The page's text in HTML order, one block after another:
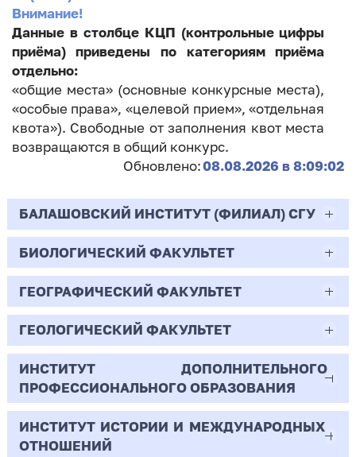
Внимание!
Данные в столбце КЦП (контрольные цифры
приёма) приведены по категориям приёма
отдельно:
«общие места» (основные конкурсные места),
«особые права», «целевой прием», «отдельная
квота»). Свободные от заполнения квот места
возвращаются в общий конкурс.
Обновлено:08.08.2026 в 8:09:02
БАЛАШОВСКИЙ ИНСТИТУТ (ФИЛИАЛ) СГУ
44.03.02
Психолого-педагогическое образование
Очная | Бакалавр
Всего бюджетных мест - 10
Бюджет/
Общие места
Профиль: Практическая
психология образования
БИОЛОГИЧЕСКИЙ ФАКУЛЬТЕТ
06.03.01
Биология
Очная | Бакалавр
Всего бюджетных мест - 50
Бюджет/Общие места
ГЕОГРАФИЧЕСКИЙ ФАКУЛЬТЕТ
05.03.02
География
Очная | Бакалавр
Всего бюджетных мест - 15
ГЕОЛОГИЧЕСКИЙ ФАКУЛЬТЕТ
05.03.01
Геология
Очная | Бакалавр
ИНСТИТУТ ДОПОЛНИТЕЛЬНОГО
ПРОФЕССИОНАЛЬНОГО ОБРАЗОВАНИЯ
38.03.02
ИНСТИТУТ ИСТОРИИ И МЕЖДУНАРОДНЫХ
ОТНОШЕНИЙ